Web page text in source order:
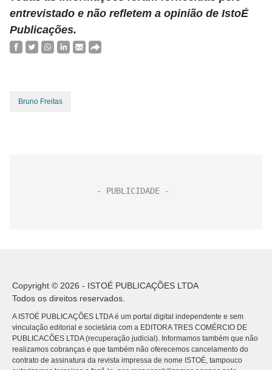
entrevistado e não refletem a opinião de IstoÉ
Publicações.
Bruno Freitas
Copyright © 2026 - ISTOÉ PUBLICAÇÕES LTDA
Todos os direitos reservados.
A ISTOÉ PUBLICAÇÕES LTDA é um portal digital independente e sem
vinculação editorial e societária com a EDITORA TRES COMÉRCIO DE
PUBLICACÕES LTDA (recuperação judicial). Informamos também que não
realizamos cobranças e que também não oferecemos cancelamento do
contrato de assinatura da revista impressa de nome ISTOÉ, tampouco